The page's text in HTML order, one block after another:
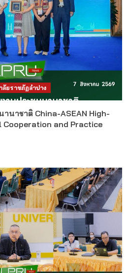
ยราชภัฏลำปาง
นาชาติ China-ASEAN High-
and Practice